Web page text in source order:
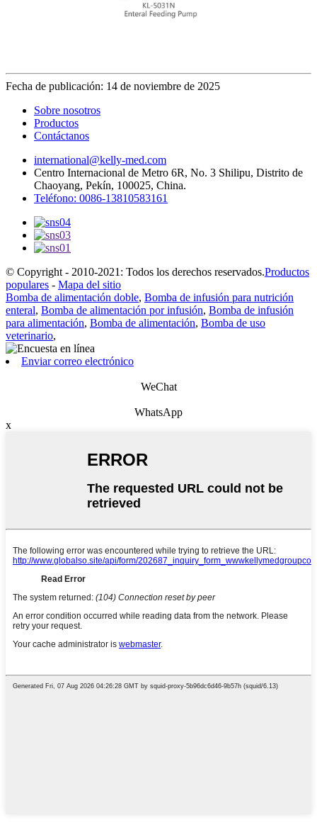
Fecha de publicación: 14 de noviembre de 2025
Sobre nosotros
Productos
Contáctanos
international@kelly-med.com
Centro Internacional de Metro 6R, No. 3 Shilipu, Distrito de
Chaoyang, Pekín, 100025, China.
Teléfono: 0086-13810583161
© Copyright - 2010-2021: Todos los derechos reservados.Productos
populares - Mapa del sitio
Bomba de alimentación doble, Bomba de infusión para nutrición
enteral, Bomba de alimentación por infusión, Bomba de infusión
para alimentación, Bomba de alimentación, Bomba de uso
veterinario,
Enviar correo electrónico
WeChat
WhatsApp
x